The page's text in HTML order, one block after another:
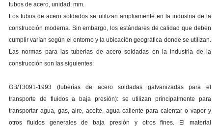
tubos de acero, unidad: mm.
Los tubos de acero soldados se utilizan ampliamente en la industria de la
construcción moderna. Sin embargo, los estándares de calidad que deben
cumplir varían según el entorno y la ubicación geográfica donde se utilizan.
Las normas para las tuberías de acero soldadas en la industria de la
construcción son las siguientes:
GB/T3091-1993 (tuberías de acero soldadas galvanizadas para el
transporte de fluidos a baja presión): se utilizan principalmente para
transportar agua, gas, aire, aceite, agua caliente para calentar o vapor y
otros fluidos generales de baja presión y otros fines. El material